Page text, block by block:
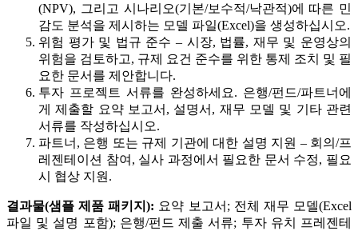
(NPV), 그리고 시나리오(기본/보수적/낙관적)에 따른 민
감도 분석을 제시하는 모델 파일(Excel)을 생성하십시오.
위험 평가 및 법규 준수 – 시장, 법률, 재무 및 운영상의
위험을 검토하고, 규제 요건 준수를 위한 통제 조치 및 필
요한 문서를 제안합니다.
투자 프로젝트 서류를 완성하세요. 은행/펀드/파트너에
게 제출할 요약 보고서, 설명서, 재무 모델 및 기타 관련
서류를 작성하십시오.
파트너, 은행 또는 규제 기관에 대한 설명 지원 – 회의/프
레젠테이션 참여, 실사 과정에서 필요한 문서 수정, 필요
시 협상 지원.
결과물(샘플 제품 패키지): 요약 보고서; 전체 재무 모델(Excel
파일 및 설명 포함); 은행/펀드 제출 서류; 투자 유치 프레젠테